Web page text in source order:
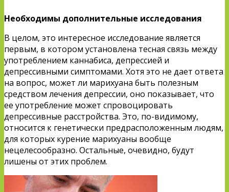
Необходимы дополнительные исследования
В целом, это интересное исследование является
первым, в котором установлена тесная связь между
употреблением каннабиса, депрессией и
депрессивными симптомами. Хотя это не дает ответа
на вопрос, может ли марихуана быть полезным
средством лечения депрессии, оно показывает, что
ее употребление может спровоцировать
депрессивные расстройства. Это, по-видимому,
относится к генетически предрасположенным людям,
для которых курение марихуаны вообще
нецелесообразно. Остальные, очевидно, будут
лишены от этих проблем.